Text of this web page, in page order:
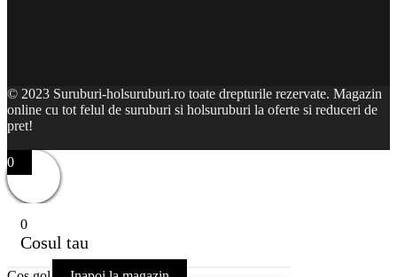
© 2023 Suruburi-holsuruburi.ro toate drepturile rezervate. Magazin
online cu tot felul de suruburi si holsuruburi la oferte si reduceri de
pret!
0
0
Cosul tau